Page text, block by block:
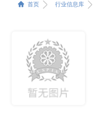
相关区域企业
首页 行业信息库